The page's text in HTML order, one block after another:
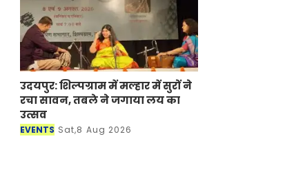
उदयपुर: शिल्पग्राम में मल्हार में सुरों ने
रचा सावन, तबले ने जगाया लय का
उत्सव
EVENTS Sat,8 Aug 2026